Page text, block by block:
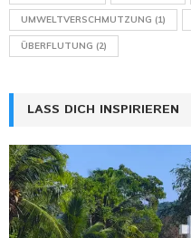
UMWELTVERSCHMUTZUNG (1)
ÜBERFLUTUNG (2)
LASS DICH INSPIRIEREN